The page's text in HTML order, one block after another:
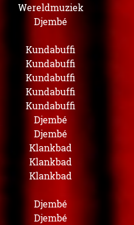
Wereldmuziek
Djembé
Kundabuffi
Kundabuffi
Kundabuffi
Kundabuffi
Kundabuffi
Djembé
Djembé
Klankbad
Klankbad
Klankbad
Djembé
Djembé